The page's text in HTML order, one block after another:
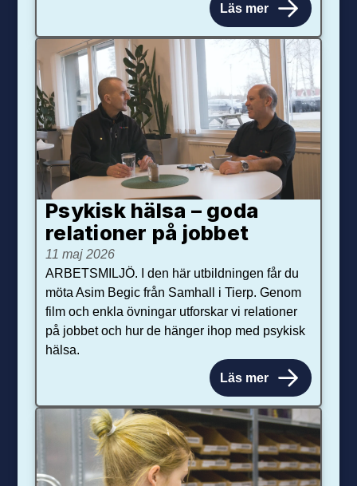
Läs mer
Psykisk hälsa – goda
relationer på jobbet
11 maj 2026
ARBETSMILJÖ. I den här utbildningen får du
möta Asim Begic från Samhall i Tierp. Genom
film och enkla övningar utforskar vi relationer
på jobbet och hur de hänger ihop med psykisk
hälsa.
Läs mer